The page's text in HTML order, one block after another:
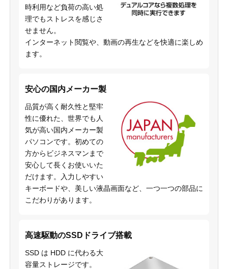
時利用など負荷の高い処
理でもストレスを感じさ
せません。
インターネット閲覧や、動画の再生などを快適に楽しめ
ます。
安心の国内メーカー製
品質が高く耐久性と堅牢
性に優れた、世界でも人
気が高い国内メーカー製
パソコンです。初めての
方からビジネスマンまで
安心して長くお使いいた
だけます。入力しやすい
キーボードや、美しい液晶画面など、一つ一つの部品に
こだわりがあります。
高速駆動のSSDドライブ搭載
SSD は HDD に代わる大
容量ストレージです。